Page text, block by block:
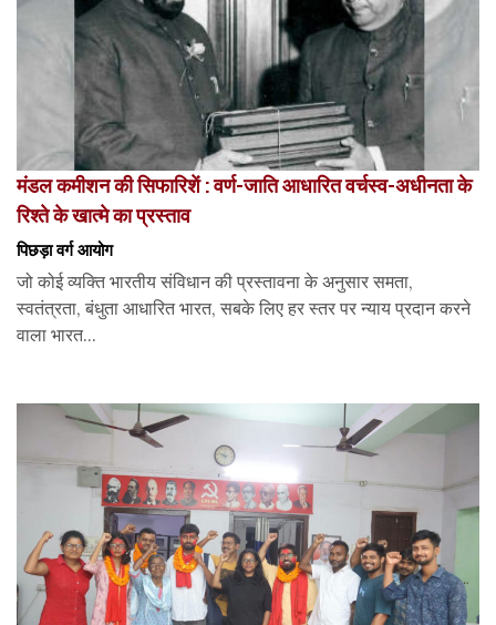
मंडल कमीशन की सिफारिशें : वर्ण-जाति आधारित वर्चस्व-अधीनता के
रिश्ते के खात्मे का प्रस्ताव
पिछड़ा वर्ग आयोग
जो कोई व्यक्ति भारतीय संविधान की प्रस्तावना के अनुसार समता,
स्वतंत्रता, बंधुता आधारित भारत, सबके लिए हर स्तर पर न्याय प्रदान करने
वाला भारत...